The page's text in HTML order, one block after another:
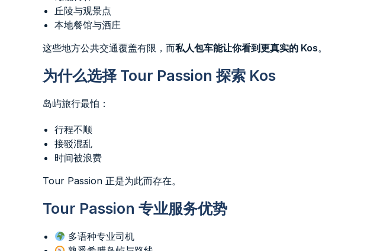
丘陵与观景点
本地餐馆与酒庄
这些地方公共交通覆盖有限，而私人包车能让你看到更真实的 Kos。
为什么选择 Tour Passion 探索 Kos
岛屿旅行最怕：
行程不顺
接驳混乱
时间被浪费
Tour Passion 正是为此而存在。
Tour Passion 专业服务优势
多语种专业司机